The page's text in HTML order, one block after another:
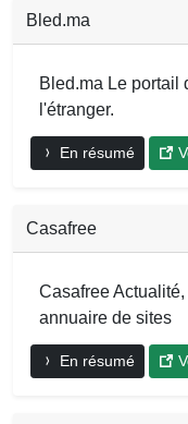
Bled.ma
Bled.ma Le portail
l'étranger.
En résumé
Casafree
Casafree
annuaire de sites
En résumé